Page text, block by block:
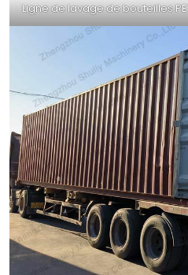
Ligne de lavage de bouteilles